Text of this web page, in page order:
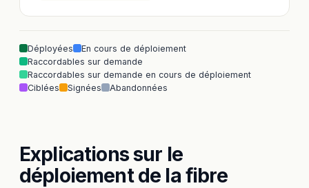
Déployées
En cours de déploiement
Raccordables sur demande
Raccordables sur demande en cours de déploiement
Ciblées
Signées Abandonnées
Explications sur le
déploiement de la fibre